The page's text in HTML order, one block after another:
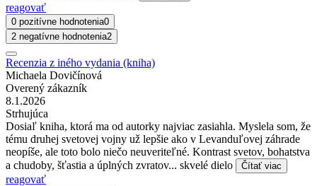
reagovať
0 pozitívne hodnotenia0
2 negatívne hodnotenia2
Recenzia z iného vydania (kniha)
Michaela Dovičínová
Overený zákazník
8.1.2026
Strhujúca
Dosiaľ kniha, ktorá ma od autorky najviac zasiahla. Myslela som, že
tému druhej svetovej vojny už lepšie ako v Levanduľovej záhrade
neopíše, ale toto bolo niečo neuveriteľné. Kontrast svetov, bohatstva
a chudoby, šťastia a úplných zvratov... skvelé dielo
Čítať viac
reagovať